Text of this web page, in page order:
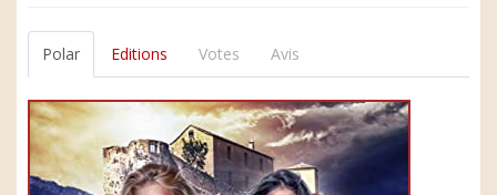
Polar Editions Votes Avis